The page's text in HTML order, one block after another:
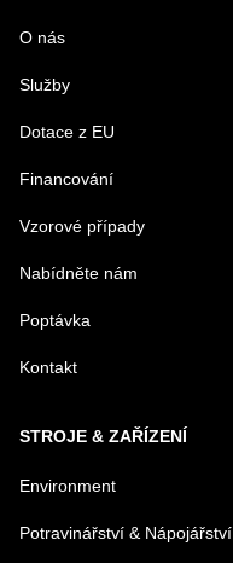
O nás
Služby
Dotace z EU
Financování
Vzorové případy
Nabídněte nám
Poptávka
Kontakt
STROJE & ZAŘÍZENÍ
Environment
Potravinářství & Nápojářství